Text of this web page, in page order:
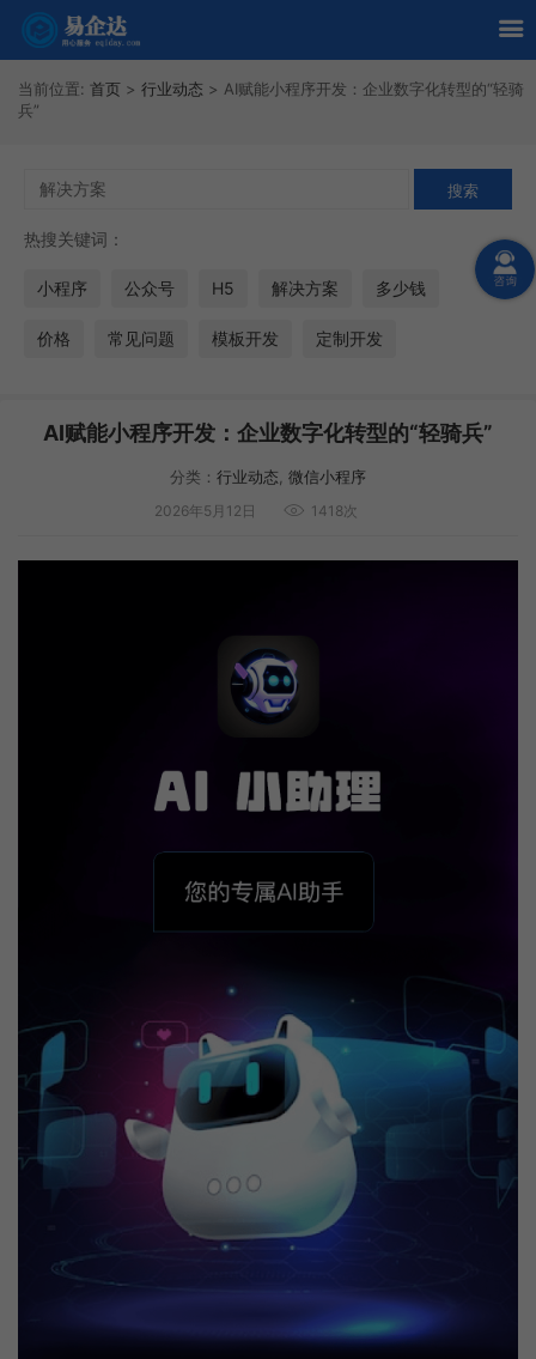
当前位置: 首页 > 行业动态 > AI赋能小程序开发：企业数字化转型的“轻骑
兵”
热搜关键词：
小程序 公众号 H5 解决方案 多少钱
价格 常见问题 模板开发 定制开发
AI赋能小程序开发：企业数字化转型的“轻骑兵”
分类： 行业动态 微信小程序
2026年5月12日 1418次